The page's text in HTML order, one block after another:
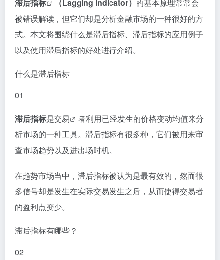
滞后指标 （Lagging Indicator） 的基本原理常常会
被错误解读，但它们却是分析金融市场的一种很好的方
式。本文将围绕什么是滞后指标、滞后指标的应用例子
以及使用滞后指标的好处进行介绍。
什么是滞后指标
01
滞后指标是交易
者利用已经发生的价格变动均值来分
析市场的一种工具。滞后指标有很多种，它们被用来审
查市场趋势以及进出场时机。
在趋势市场当中，滞后指标被认为是最有效的，然而很
多信号却是发生在实际交易发生之后，从而使得交易者
的盈利点变少。
滞后指标有哪些？
02